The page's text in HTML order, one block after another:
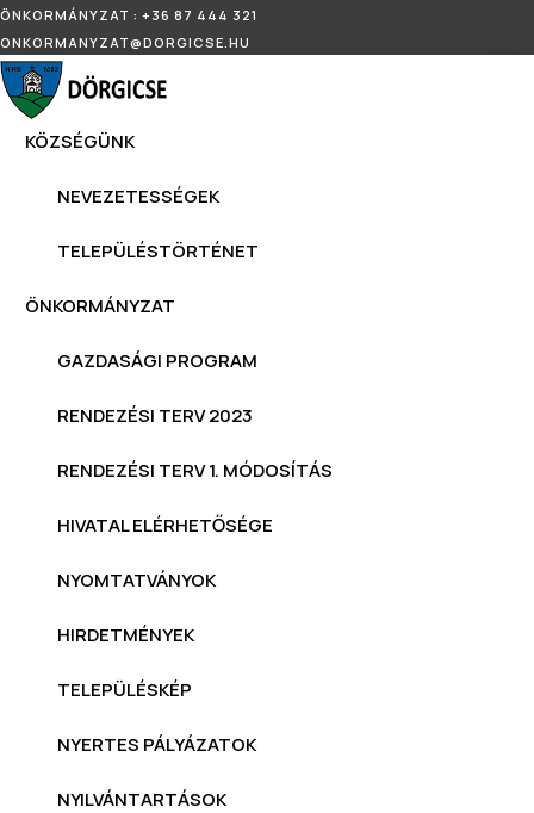
ÖNKORMÁNYZAT : +36 87 444 321
ONKORMANYZAT@DORGICSE.HU
KÖZSÉGÜNK
NEVEZETESSÉGEK
TELEPÜLÉSTÖRTÉNET
ÖNKORMÁNYZAT
GAZDASÁGI PROGRAM
RENDEZÉSI TERV 2023
RENDEZÉSI TERV 1. MÓDOSÍTÁS
HIVATAL ELÉRHETŐSÉGE
NYOMTATVÁNYOK
HIRDETMÉNYEK
TELEPÜLÉSKÉP
NYERTES PÁLYÁZATOK
NYILVÁNTARTÁSOK